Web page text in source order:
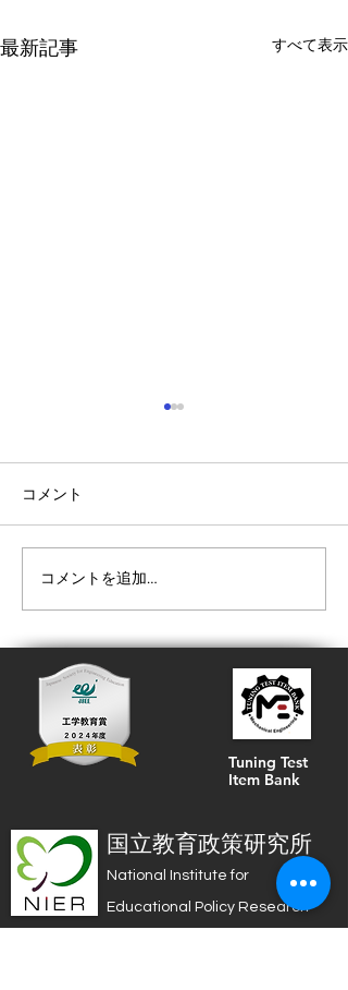
最新記事 すべて表示
2025年7月8日・東京 — 試験
2025年7月5日（土）〜6日
（日）にかけて東京・L stay
えました。今回の集中的な合
宿は、問題作成手法の高度
化、試験問題バンクのユーザ
ー中心の活用方...
コメント
コメントを追加…
Tuning Test
Item Bank
国立教育政策研究所
National Institute for
Educational Policy Research